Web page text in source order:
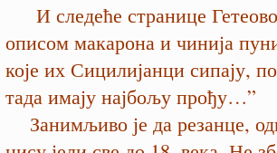
И следеће странице
описом макарона и чинија
које их Сицилијанци сипају,
тада имају најбољу прођу…”
Занимљиво је да резанце,